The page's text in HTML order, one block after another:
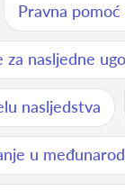
Pravna
za nasljedne
nasljedstva
u